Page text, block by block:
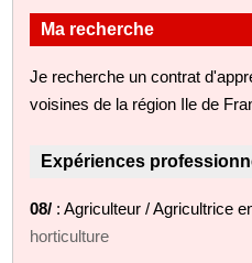
Ma recherche
Je recherche un contrat
voisines de la région Ile de
Expériences
08/ : Agriculteur / Agricultrice
horticulture